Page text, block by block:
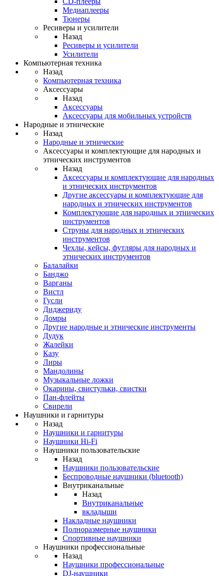
Медиаплееры
Тюнеры
Ресиверы и усилители
Назад
Ресиверы и усилители
Усилители
Компьютерная техника
Назад
Компьютерная техника
Аксессуары
Назад
Аксессуары
Аксессуары для мобильных устройств
Народные и этнические
Назад
Народные и этнические
Аксессуары и комплектующие для народных и
этнических инструментов
Назад
Аксессуары и комплектующие для народных
и этнических инструментов
Другие аксессуары и комплектующие для
народных и этнических инструментов
Комплектующие для народных и этнических
инструментов
Струны для народных и этнических
инструментов
Чехлы, кейсы, футляры для народных и
этнических инструментов
Балалайки
Банджо
Варганы
Вистл
Гусли
Диджериду
Домры
Другие народные и этнические инструменты
Дудук
Жалейки
Казу
Лиры
Мандолины
Музыкальные ложки
Окарины, свистульки, свистки
Пан-флейты
Свирели
Наушники и гарнитуры
Назад
Наушники и гарнитуры
Наушники Hi-Fi
Наушники пользовательские
Назад
Наушники пользовательские
Беспроводные наушники (bluetooth)
Внутриканальные
Назад
Внутриканальные
вкладыши
Накладные наушники
Полноразмерные наушники
Спортивные наушники
Наушники профессиональные
Назад
Наушники профессиональные
DJ-наушники